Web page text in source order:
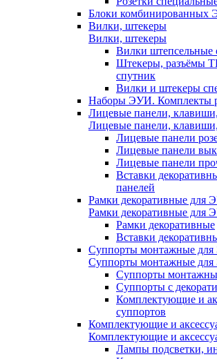
Блоки комбинированных
Вилки, штекеры
Вилки, штекеры
Вилки штепсельные
Штекеры, разъёмы
спутник
Вилки и штекеры
Наборы ЭУИ. Комплекты
Лицевые панели,
Лицевые панели,
Лицевые панели
Лицевые панели
Лицевые панели
Вставки
панелей
Рамки декоративные для
Рамки декоративные для
Рамки декоративные
Вставки
Суппорты монтажные
Суппорты монтажные
Суппорты
Суппорты с
Комплектующие и
суппортов
Комплектующие и
Комплектующие и
Лампы подсветки,